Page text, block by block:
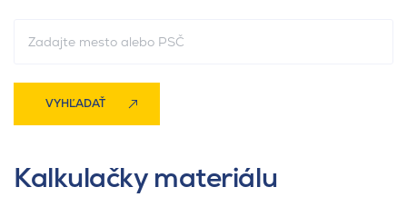
VYHĽADAŤ
Kalkulačky materiálu